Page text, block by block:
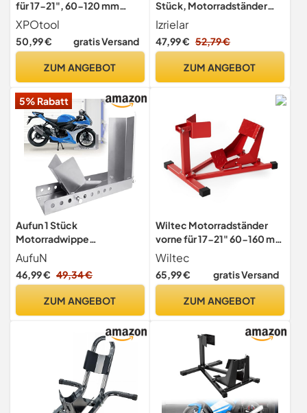
für 17-21", 60-120 mm
Vorderrad, einstellbare
Motorradwippe aus Stahl,
als Transportständer und
XPOtool
50,99 € gratis Versand
ZUM ANGEBOT
Stück, Motorradständer
Anhänger
Vorderradklemme
Motorrad Ständer,
Radhalterung Wippe, für 8-
Transportständer Radwippe
Izrielar
47,99 € 52,79 €
ZUM ANGEBOT
5% Rabatt
Aufun 1 Stück
Motorradwippe
Verladehilfe,
Vorderradhalter für
Motorräder
AufuN
46,99 € 49,34 €
ZUM ANGEBOT
Wiltec Motorradständer
vorne für 17-21" 60-160 mm
Reifen, 670 x 480 mm, als
Montagehilfe aus Stahl mit
Gummifüßen für Vorderrad,
Wiltec
65,99 € gratis Versand
ZUM ANGEBOT